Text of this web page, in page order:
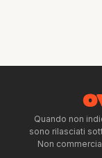
Quando non
sono rilasciati
Non